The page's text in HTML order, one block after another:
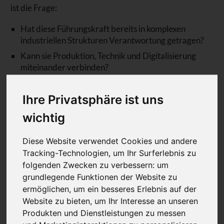
Ihre Privatsphäre ist uns
wichtig
Diese Website verwendet Cookies und andere
Tracking-Technologien, um Ihr Surferlebnis zu
folgenden Zwecken zu verbessern: um
grundlegende Funktionen der Website zu
ermöglichen, um ein besseres Erlebnis auf der
Website zu bieten, um Ihr Interesse an unseren
Produkten und Dienstleistungen zu messen
ist die Frage:
Hat diese Führungskraft bereits in komplexen
industriellen Strukturen Verantwortung getragen?
Kann sie Produktion, Technik und Digitalisierung
miteinander verbinden?
traditionellen Organisationen zu gestalten?
Solche Qualitäten erkennt man nur, wenn man die
Warum tiefes
Industrieverständnis in der
Personalberatung entscheidend ist
Die Besetzung von Führungspositionen im Kontext von